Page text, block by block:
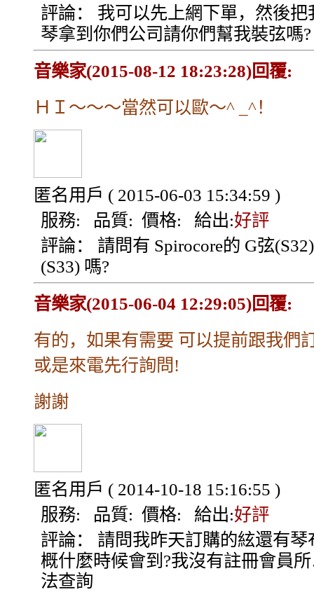
評論：
我可以先上網下單，然後把
琴拿到你們公司請你們幫我裝弦嗎?
音樂家(2015-08-12 18:23:28)回覆:
ＨＩ～～～當然可以歐～^ _^！
匿名用戶 ( 2015-06-03 15:34:59 )
服務: 品質: 價格: 給出:好評
評論：
請問有 Spirocore的 G弦
(S33) 嗎?
音樂家(2015-06-04 12:29:05)回覆:
有的，如果有需要 可以提前跟我們
或是來電先行詢問!
謝謝
匿名用戶 ( 2014-10-18 15:16:55 )
服務: 品質: 價格: 給出:好評
評論：
請問我昨天訂購的絃還有琴
概什麼時候會到?我沒有註冊會員
法查詢